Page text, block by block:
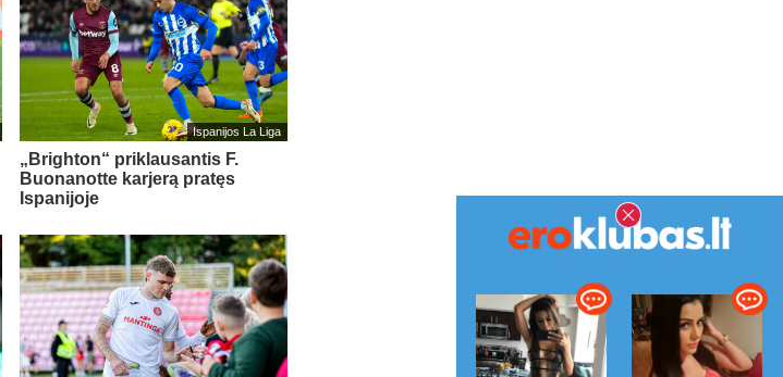
Ispanijos La Liga
„Brighton“ priklausantis F.
Buonanotte karjerą pratęs
Ispanijoje